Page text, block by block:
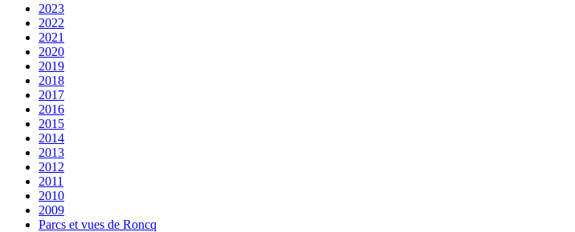
2023
2022
2021
2020
2019
2018
2017
2016
2015
2014
2013
2012
2011
2010
2009
Parcs et vues de Roncq